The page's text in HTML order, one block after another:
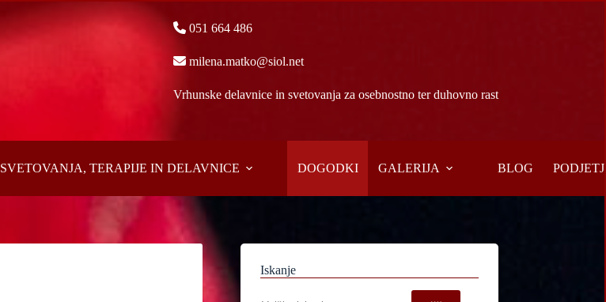
051 664 486
milena.matko@siol.net
Vrhunske delavnice in svetovanja za osebnostno ter duhovno rast
SVETOVANJA, TERAPIJE IN DELAVNICE DOGODKI GALERIJA BLOG
Iskanje